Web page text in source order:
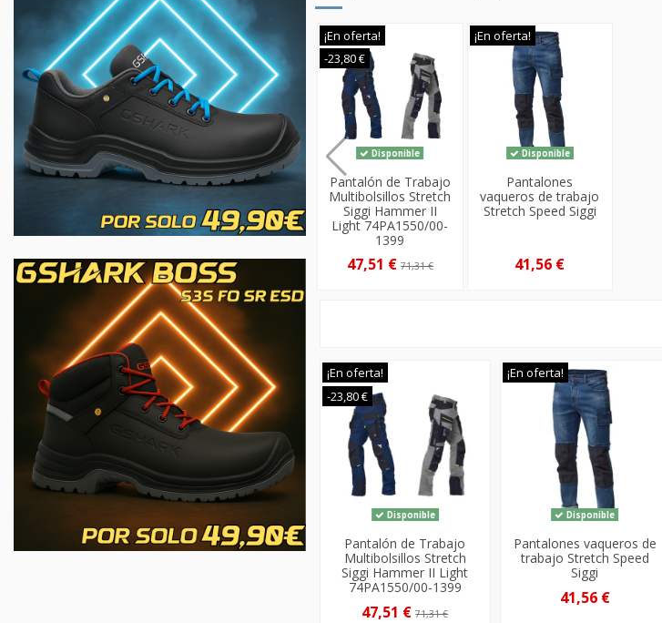
¡En oferta!
-23,80 €
Disponible
Pantalón de Trabajo
Multibolsillos Stretch
Siggi Hammer II
Light 74PA1550/00-
1399
47,51 €71,31 €
¡En oferta!
Disponible
Pantalones
vaqueros de trabajo
Stretch Speed Siggi
41,56 €
¡En oferta!
-23,80 €
Disponible
Pantalón de Trabajo
Multibolsillos Stretch
Siggi Hammer II Light
74PA1550/00-1399
47,51 €71,31 €
¡En oferta!
Disponible
Pantalones vaqueros de
trabajo Stretch Speed
Siggi
41,56 €